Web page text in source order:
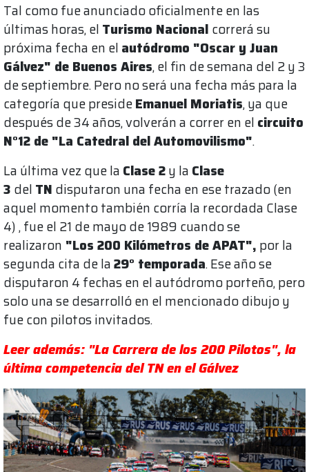
Tal como fue anunciado oficialmente en las
últimas horas, el Turismo Nacional correrá su
próxima fecha en el autódromo "Oscar y Juan
Gálvez" de Buenos Aires, el fin de semana del 2 y 3
de septiembre. Pero no será una fecha más para la
categoría que presideEmanuel Moriatis, ya que
después de 34 años, volverán a correr en el circuito
N°12 de "La Catedral del Automovilismo".
La última vez que la Clase 2y la Clase
3 del TN disputaron una fecha en ese trazado (en
aquel momento también corría la recordada Clase
4) , fue el 21 de mayo de 1989 cuando se
realizaron "Los 200 Kilómetros de APAT", por la
segunda cita de la29° temporada. Ese año se
disputaron 4 fechas en el autódromo porteño, pero
solo una se desarrolló en el mencionado dibujo y
fue con pilotos invitados.
Leer además: "La Carrera de los 200 Pilotos", la
última competencia del TN en el Gálvez